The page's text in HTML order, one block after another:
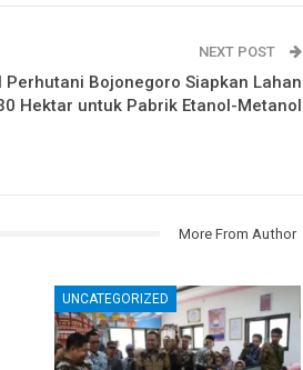
NEXT POST
Perhutani Bojonegoro Siapkan Lahan
Hektar untuk Pabrik Etanol-Metanol
More From Author
UNCATEGORIZED